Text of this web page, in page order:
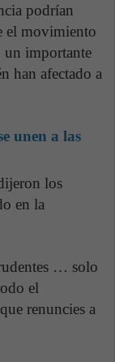
podrían
el movimiento
un importante
han afectado a
unen a las
los
en la
… solo
el
renuncies a